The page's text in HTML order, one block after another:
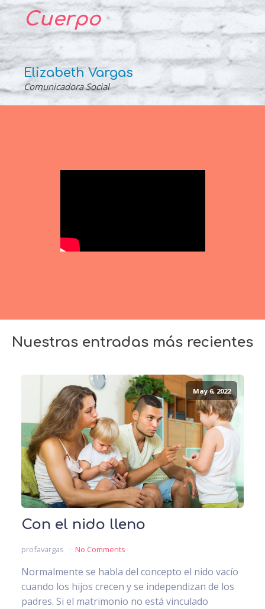
Cuerpo
Elizabeth Vargas
Comunicadora Social
Nuestras entradas más recientes
May 6, 2022
Con el nido lleno
profavargas No Comments
Normalmente se habla del concepto el nido vacío
cuando los hijos crecen y se independizan de los
padres. Si el matrimonio no está vinculado